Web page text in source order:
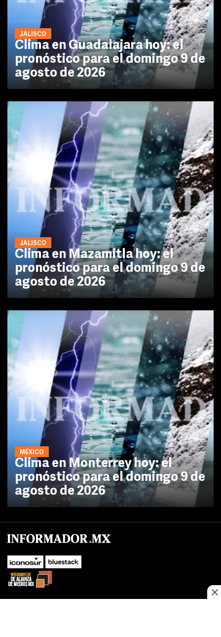
JALISCO
Clima en Guadalajara hoy: el
pronóstico para el domingo 9 de
agosto de 2026
JALISCO
Clima en Mazamitla hoy: el
pronóstico para el domingo 9 de
agosto de 2026
MÉXICO
Clima en Monterrey hoy: el
pronóstico para el domingo 9 de
agosto de 2026